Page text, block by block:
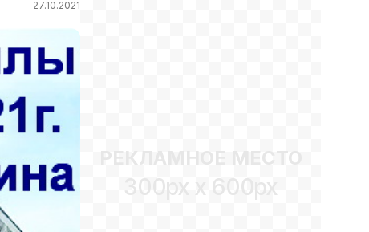
27.10.2021
РЕКЛАМНОЕ МЕСТО
300px x 600px